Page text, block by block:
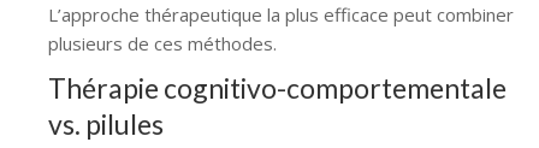
L’approche thérapeutique la plus efficace peut combiner
plusieurs de ces méthodes.
Thérapie cognitivo-comportementale
vs. pilules